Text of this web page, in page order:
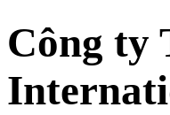
Công ty